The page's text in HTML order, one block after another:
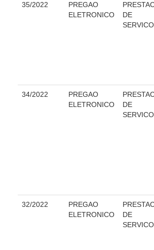
Calendário das Sessões do Pleno e
Carta de Serviços ao Cidadão
Cadastro de Peritos, Tradutores
Calendário Geral
Certidões
Contas abertas em nome dos
35/2022
PREGAO
ELETRONICO
DE
SERVICO
34/2022
PREGAO
ELETRONICO
DE
SERVICO
32/2022
PREGAO
ELETRONICO
DE
SERVICO